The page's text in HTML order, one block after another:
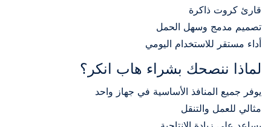
قارئ كروت ذاكرة
تصميم مدمج وسهل الحمل
أداء مستقر للاستخدام اليومي
لماذا ننصحك بشراء هاب انكر؟
يوفر جميع المنافذ الأساسية في جهاز واحد
مثالي للعمل والتنقل